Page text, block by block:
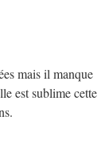
mais il manque
est sublime cette